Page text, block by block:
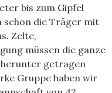
bis zum Gipfel
schon die Träger mit
Zelte,
müssen die ganze
getragen
Gruppe haben wir